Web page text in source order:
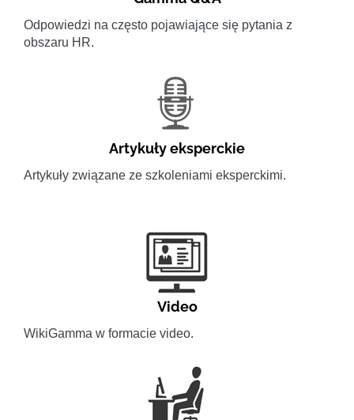
Odpowiedzi na często pojawiające się pytania z
obszaru HR.
Artykuły eksperckie
Artykuły związane ze szkoleniami eksperckimi.
Video
WikiGamma w formacie video.